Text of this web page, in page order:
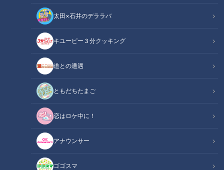
太田×石井のデララバ
キユーピー３分クッキング
道との遭遇
ともだちたまご
恋はロケ中に！
アナウンサー
ゴゴスマ
老化を防止！？世界が注目するビタミンとは？あなたも不足しているか
も！？イチから学ぶ“栄養素”の役割
この記事の画像